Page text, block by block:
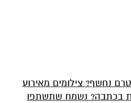
נחשף? צילומים מאירוע
בכתבה? נשמח שתשתפו